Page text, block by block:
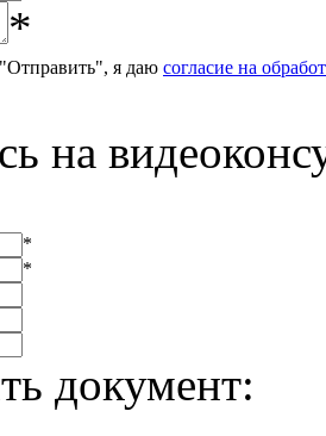
*
я даю согласие на
на
*
*
документ: